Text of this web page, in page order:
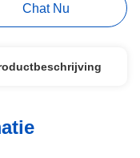
Chat Nu